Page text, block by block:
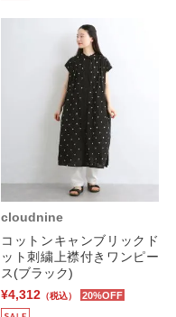
cloudnine
コットンキャンブリックド
ット刺繍上襟付きワンピー
ス(ブラック)
¥4,312 （税込） 20%OFF